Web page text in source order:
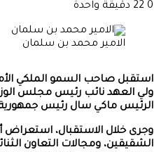
0
دقيقة واحدة
الامير محمد بن سلمان
استقبل صاحب السمو الملكي
ولي العهد نائب رئيس مجلس
الرئيس ماكي سال رئيس
وجرى خلال الاستقبال، استعراض
الشقيقين، ومجالات التعاون